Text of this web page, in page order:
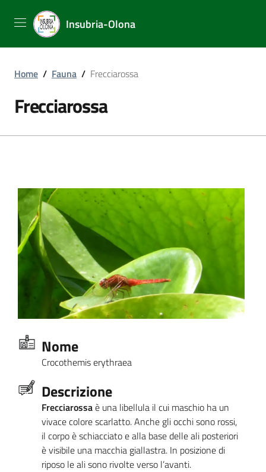
Insubria-Olona
Home / Fauna / Frecciarossa
Frecciarossa
Nome
Crocothemis erythraea
Descrizione
Frecciarossaè una libellula il cui maschio ha un
vivace colore scarlatto. Anche gli occhi sono rossi,
il corpo è schiacciato e alla base delle ali posteriori
è visibile una macchia giallastra. In posizione di
riposo le ali sono rivolte verso l’avanti.